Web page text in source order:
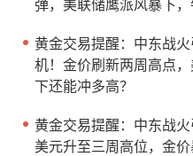
弹，美联储鹰派风暴下，
黄金交易提醒：中东战火
机！金价刷新两周高点
下还能冲多高？
黄金交易提醒：中东战火
美元升至三周高位，金